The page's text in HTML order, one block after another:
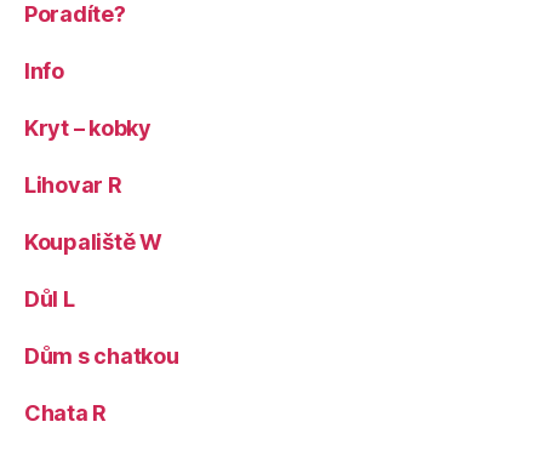
Poradíte?
Info
Kryt – kobky
Lihovar R
Koupaliště W
Důl L
Dům s chatkou
Chata R